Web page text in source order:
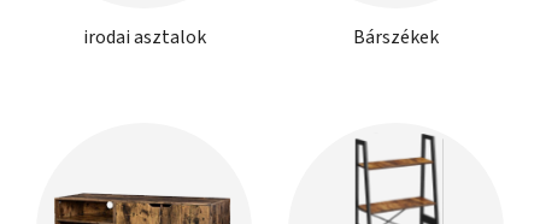
irodai asztalok Bárszékek